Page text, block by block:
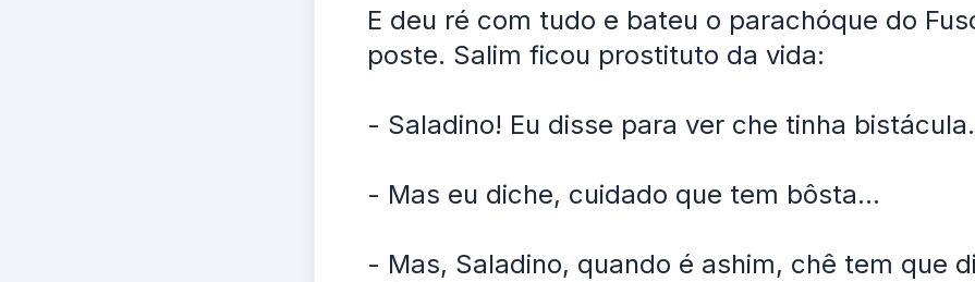
E deu ré com tudo e bateu o parachóque do
poste. Salim ficou prostituto da vida:
- Saladino! Eu disse para ver che tinha
- Mas eu diche, cuidado que tem bôsta...
- Mas, Saladino, quando é ashim, chê tem que